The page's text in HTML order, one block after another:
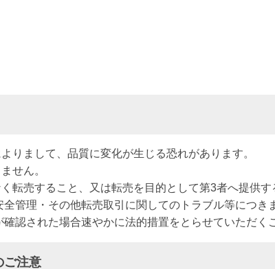
りまして、品質に変化が生じる恐れがあります。
せん。
転売すること、又は転売を目的として第3者へ提供
管理・その他転売取引に関してのトラブル等につ
認された場合速やかに法的措置をとらせていただく
ご注意